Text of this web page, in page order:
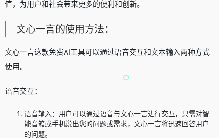
值，为用户和社会带来更多的便利和创新。
文心一言的使用方法：
文心一言这款免费AI工具可以通过语音交互和文本输入两种方式
使用。
语音交互：
语音输入：用户可以通过语音与文心一言进行交互，只需对智
能音箱或手机说出您的问题或需求，文心一言将迅速回答用户
的问题。